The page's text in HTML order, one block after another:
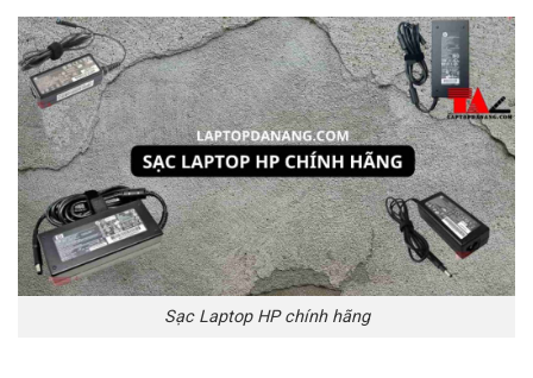
Sạc Laptop HP chính hãng